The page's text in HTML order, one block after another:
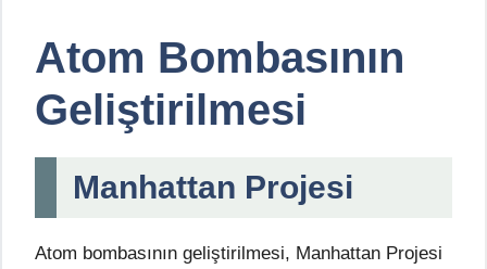
Atom Bombasının
Geliştirilmesi
Manhattan Projesi
Atom bombasının geliştirilmesi, Manhattan Projesi